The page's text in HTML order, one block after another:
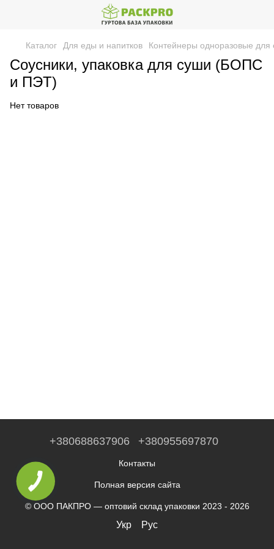
Каталог Для еды и напитков Контейнеры одноразовые для
Соусники, упаковка для суши (БОПС
и ПЭТ)
Нет товаров
+380688637906 +380955697870
Контакты
Полная версия сайта
© ООО ПАКПРО — оптовий склад упаковки 2023 - 2026
Укр Рус